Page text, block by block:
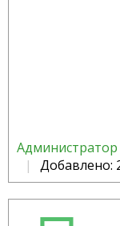
Администратор
Добавлено: